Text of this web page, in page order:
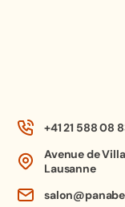
+41 21 588 08
Avenue de
Lausanne